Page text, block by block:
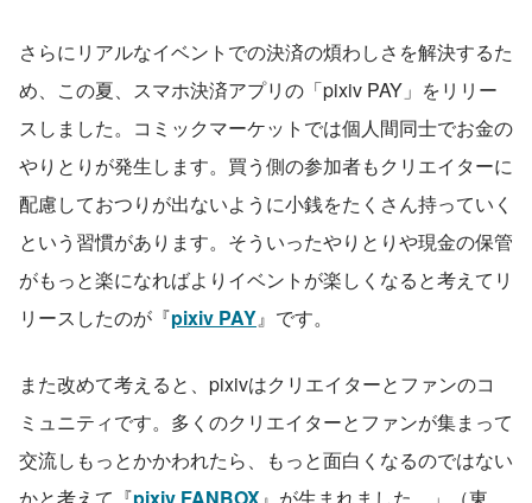
さらにリアルなイベントでの決済の煩わしさを解決するた
め、この夏、スマホ決済アプリの「pixiv PAY」をリリー
スしました。コミックマーケットでは個人間同士でお金の
やりとりが発生します。買う側の参加者もクリエイターに
配慮しておつりが出ないように小銭をたくさん持っていく
という習慣があります。そういったやりとりや現金の保管
がもっと楽になればよりイベントが楽しくなると考えてリ
リースしたのが『pixiv PAY』です。
また改めて考えると、pixivはクリエイターとファンのコ
ミュニティです。多くのクリエイターとファンが集まって
交流しもっとかかわれたら、もっと面白くなるのではない
かと考えて『pixiv FANBOX 』が生まれました。」（東